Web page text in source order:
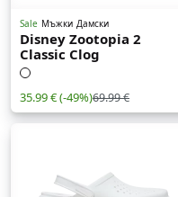
Sale Мъжки Дамски
Disney Zootopia 2
Classic Clog
35.99 €(-49%)69.99 €